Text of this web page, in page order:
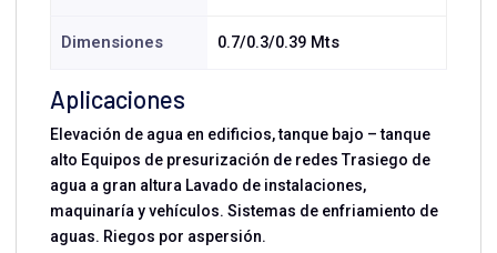
Dimensiones 0.7/0.3/0.39 Mts
Aplicaciones
Elevación de agua en edificios, tanque bajo – tanque
alto Equipos de presurización de redes Trasiego de
agua a gran altura Lavado de instalaciones,
maquinaría y vehículos. Sistemas de enfriamiento de
aguas. Riegos por aspersión.